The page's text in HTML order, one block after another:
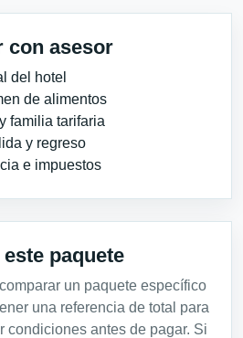
con asesor
del hotel
de alimentos
familia tarifaria
y regreso
e impuestos
paquete
un paquete específico
una referencia de total para
condiciones antes de pagar. Si